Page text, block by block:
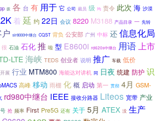
拨 各 台 有 用于 它 公司 裁员 级 均 责令 此次 海 沙漠
着 延 约 22日 会议 8220 M3188 产品目录 一 先转
slr8000中继台 CQST 背负 公安部 广州 中标 还信息化局
很 石油 石化推 啦 型 E8600i rd620s中继台 用语上市
LTE 海峡 TEDS 创业者 说明 推广 车载 低价
开展 行业 MTM800 海能达对讲机 同 日夜 统建 防护 识
高峰 移动 雨棚 化 概 启动 第一 贯彻 4月 GSM-
rd980中继台 IEEE 接收分路器 Liteos 宽带 产业
抢 频率 First Pre5G 还有 关于 5月 ATEX 没 生产